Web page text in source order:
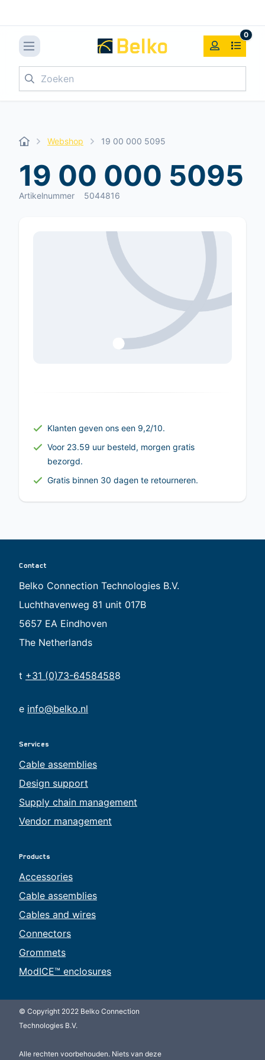
0
Zoeken
Webshop 19 00 000 5095
19 00 000 5095
Artikelnummer 5044816
Klanten geven ons een 9,2/10.
Voor 23.59 uur besteld, morgen gratis
bezorgd.
Gratis binnen 30 dagen te retourneren.
Contact
Belko Connection Technologies B.V.
Luchthavenweg 81 unit 017B
5657 EA Eindhoven
The Netherlands
t +31 (0)73-64584588
e info@belko.nl
Services
Cable assemblies
Design support
Supply chain management
Vendor management
Products
Accessories
Cable assemblies
Cables and wires
Connectors
Grommets
ModICE™ enclosures
© Copyright 2022 Belko Connection
Technologies B.V.
Alle rechten voorbehouden. Niets van deze